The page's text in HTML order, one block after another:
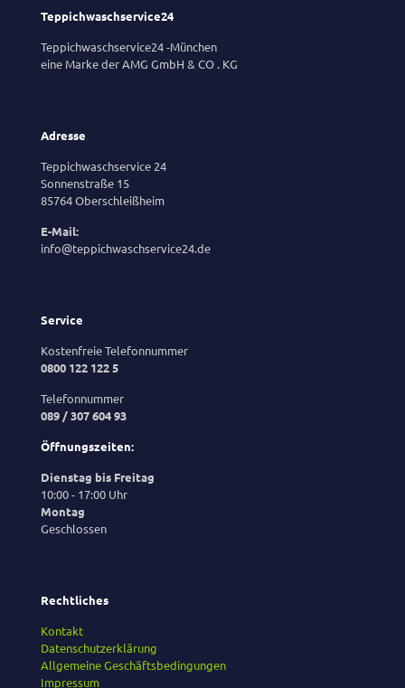
Teppichwaschservice24
Teppichwaschservice24 -München
eine Marke der AMG GmbH & CO . KG
Adresse
Teppichwaschservice 24
Sonnenstraße 15
85764 Oberschleißheim
E-Mail:
info@teppichwaschservice24.de
Service
Kostenfreie Telefonnummer
0800 122 122 5
Telefonnummer
089 / 307 604 93
Öffnungszeiten:
Dienstag bis Freitag
10:00 - 17:00 Uhr
Montag
Geschlossen
Rechtliches
Kontakt
Datenschutzerklärung
Allgemeine Geschäftsbedingungen
Impressum